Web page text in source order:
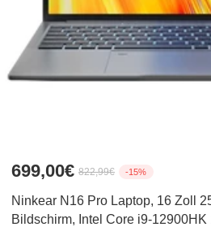
699,00€ 822,99€ -15%
Ninkear N16 Pro Laptop, 16 Zoll
Bildschirm, Intel Core i9-12900HK